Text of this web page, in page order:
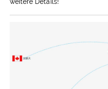
weitere Details!